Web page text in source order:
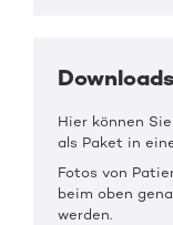
Downloads
Hier können
als Paket in
Fotos von
beim oben
werden.